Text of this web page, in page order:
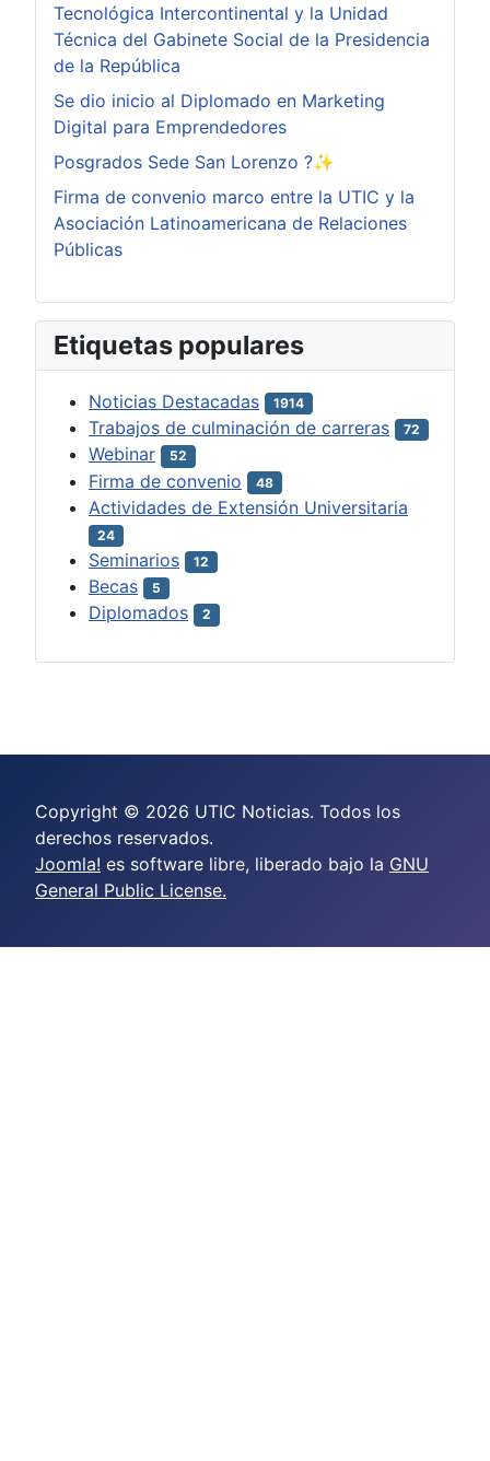
Tecnológica Intercontinental y la Unidad
Técnica del Gabinete Social de la Presidencia
de la República
Se dio inicio al Diplomado en Marketing
Digital para Emprendedores
Posgrados Sede San Lorenzo ?✨
Firma de convenio marco entre la UTIC y la
Asociación Latinoamericana de Relaciones
Públicas
Etiquetas populares
Noticias Destacadas 1914
Trabajos de culminación de carreras 72
Webinar 52
Firma de convenio 48
Actividades de Extensión Universitaria
24
Seminarios 12
Becas 5
Diplomados 2
Copyright © 2026 UTIC Noticias. Todos los
derechos reservados.
Joomla! es software libre, liberado bajo la GNU
General Public License.